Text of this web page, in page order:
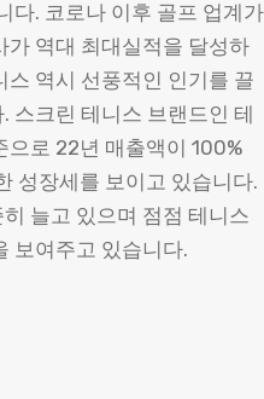
다. 코로나 이후 골프 업계가
가 역대 최대실적을 달성하
스 역시 선풍적인 인기를 끌
스크린 테니스 브랜드인 테
으로 22년 매출액이 100%
성장세를 보이고 있습니다.
늘고 있으며 점점 테니스
보여주고 있습니다.